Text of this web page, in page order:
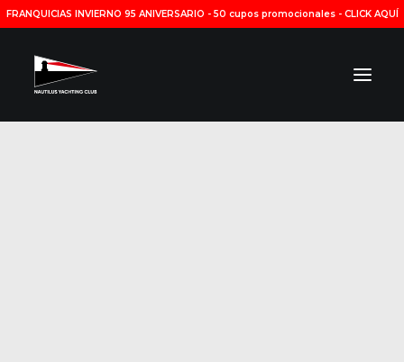
FRANQUICIAS INVIERNO 95 ANIVERSARIO - 50 cupos promocionales - CLICK AQUÍ